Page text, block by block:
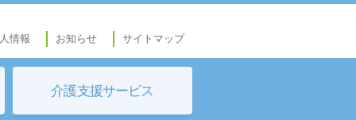
情報 お知らせ サイトマップ
介護支援サービス